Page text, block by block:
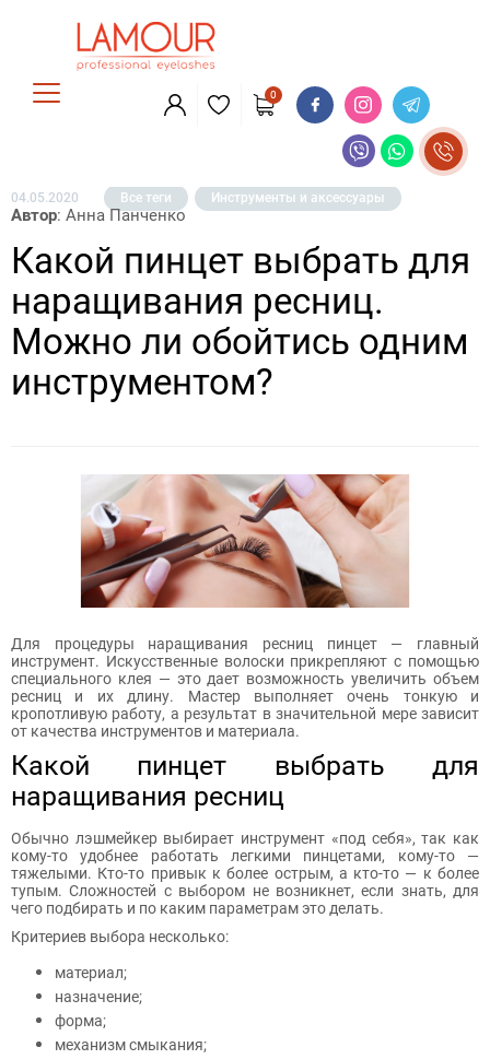
0
04.05.2020 Все теги Инструменты и аксессуары
Автор: Анна Панченко
Какой пинцет выбрать для
наращивания ресниц.
Можно ли обойтись одним
инструментом?
Для процедуры наращивания ресниц пинцет — главный
инструмент. Искусственные волоски прикрепляют с помощью
специального клея — это дает возможность увеличить объем
ресниц и их длину. Мастер выполняет очень тонкую и
кропотливую работу, а результат в значительной мере зависит
от качества инструментов и материала.
Какой пинцет выбрать для
наращивания ресниц
Обычно лэшмейкер выбирает инструмент «под себя», так как
кому-то удобнее работать легкими пинцетами, кому-то —
тяжелыми. Кто-то привык к более острым, а кто-то — к более
тупым. Сложностей с выбором не возникнет, если знать, для
чего подбирать и по каким параметрам это делать.
Критериев выбора несколько:
материал;
назначение;
форма;
механизм смыкания;